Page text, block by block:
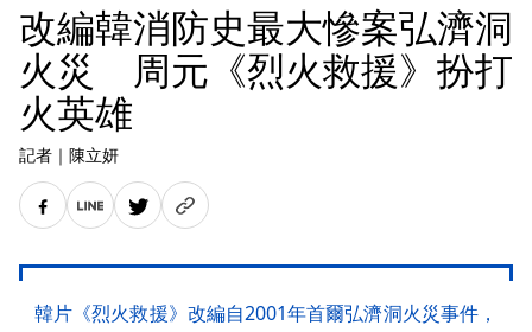
改編韓消防史最大慘案弘濟洞
火災 周元《烈火救援》扮打
火英雄
記者 ｜ 陳立妍
韓片《烈火救援》改編自2001年首爾弘濟洞火災事件，